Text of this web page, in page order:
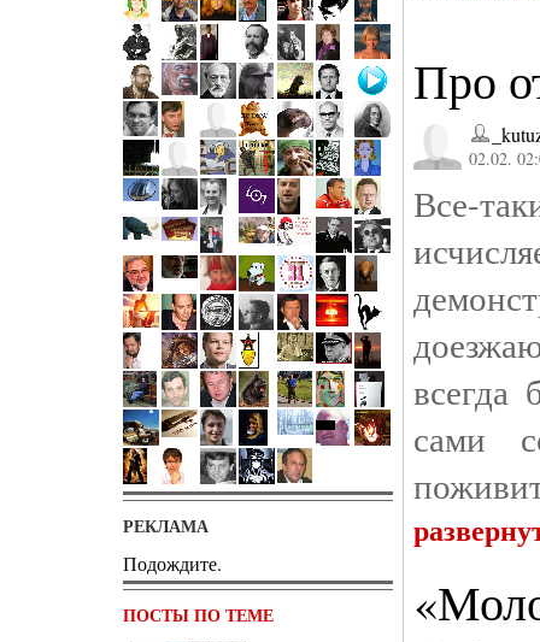
РЕКЛАМА
Подождите.
ПОСТЫ ПО ТЕМЕ
Про
02.02.
Все-
всегда
сами